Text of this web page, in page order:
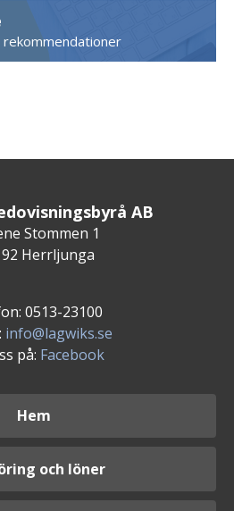
rekommendationer
AB
Stommen 1
Herrljunga
0513-23100
info@lagwiks.se
på: Facebook
Hem
och löner